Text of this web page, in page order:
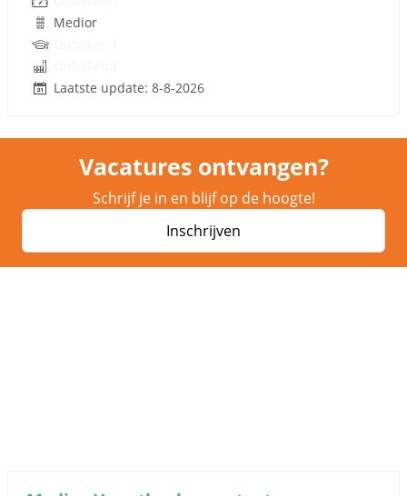
Medior
Laatste update: 8-8-2026
Vacatures ontvangen?
Schrijf je in en blijf op de hoogte!
Inschrijven